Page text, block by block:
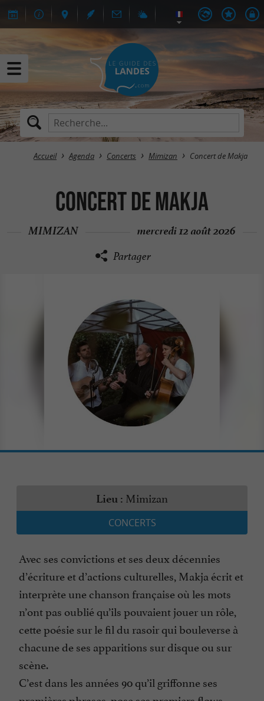
Accueil Agenda Concerts Mimizan Concert de Makja
Concert de Makja
MIMIZAN mercredi 12 août 2026
Partager
Lieu : Mimizan
CONCERTS
Avec ses convictions et ses deux décennies
d’écriture et d’actions culturelles, Makja écrit et
interprète une chanson française où les mots
n’ont pas oublié qu’ils pouvaient jouer un rôle,
cette poésie sur le fil du rasoir qui bouleverse à
chacune de ses apparitions sur disque ou sur
scène.
C’est dans les années 90 qu’il griffonne ses